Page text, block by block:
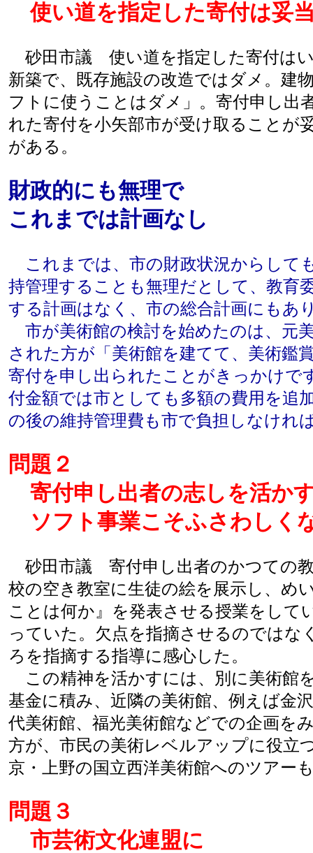
使い道を指定した寄付は妥
砂田市議 使い道を指定した寄付は
新築で、既存施設の改造ではダメ。建
フトに使うことはダメ」。寄付申し出
れた寄付を小矢部市が受け取ることが
がある。
財政的にも無理で
これまでは計画なし
これまでは、市の財政状況からして
持管理することも無理だとして、教育
する計画はなく、市の総合計画にもあ
市が美術館の検討を始めたのは、元
された方が「美術館を建てて、美術鑑
寄付を申し出られたことがきっかけで
付金額では市としても多額の費用を追
の後の維持管理費も市で負担しなけれ
問題２
寄付申し出者の志しを活か
ソフト事業こそふさわしく
砂田市議 寄付申し出者のかつての
校の空き教室に生徒の絵を展示し、め
ことは何か』を発表させる授業をして
っていた。欠点を指摘させるのではな
ろを指摘する指導に感心した。
この精神を活かすには、別に美術館
基金に積み、近隣の美術館、例えば金
代美術館、福光美術館などでの企画を
方が、市民の美術レベルアップに役立
京・上野の国立西洋美術館へのツアー
問題３
市芸術文化連盟に